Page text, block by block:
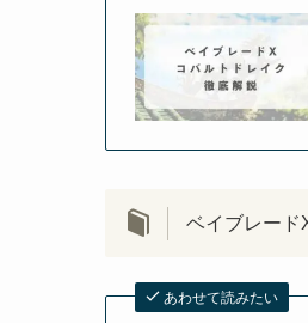
ベイブレード
あわせて読みたい